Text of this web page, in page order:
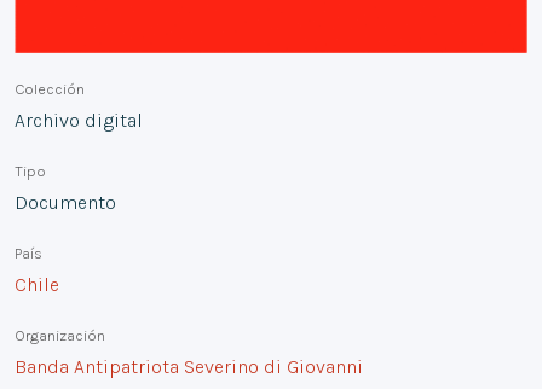
Colección
Archivo digital
Tipo
Documento
País
Chile
Organización
Banda Antipatriota Severino di Giovanni